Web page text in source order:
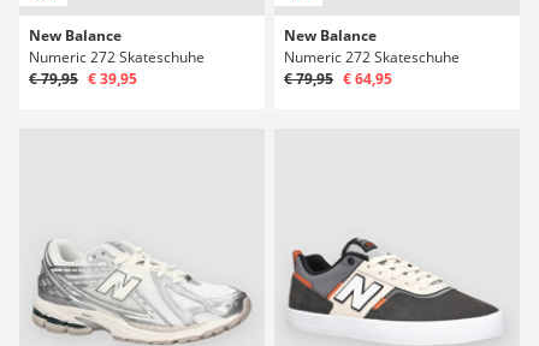
New Balance
Numeric 272 Skateschuhe
€ 79,95 € 39,95
New Balance
Numeric 272 Skateschuhe
€ 79,95 € 64,95